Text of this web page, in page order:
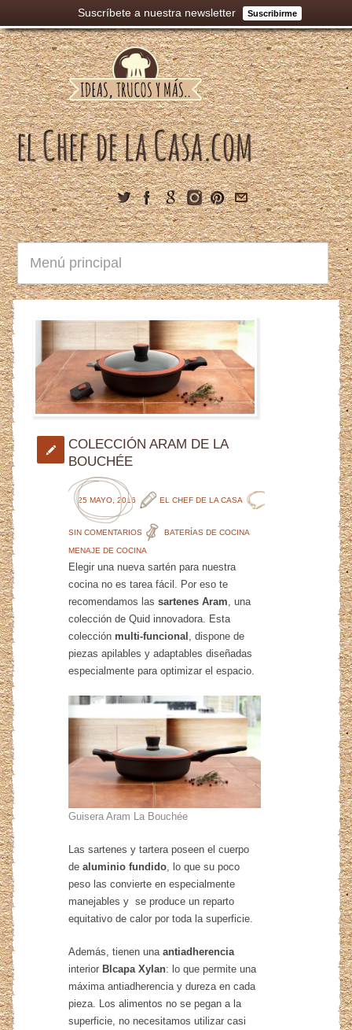
Suscríbete a nuestra newsletter Suscribirme
COLECCIÓN ARAM DE LA
BOUCHÉE
25 MAYO, 2016 EL CHEF DE LA CASA
SIN COMENTARIOS BATERÍAS DE COCINA
MENAJE DE COCINA
Elegir una nueva sartén para nuestra
cocina no es tarea fácil. Por eso te
recomendamos lassartenes Aram, una
colección de Quid innovadora. Esta
colección multi-funcional , dispone de
piezas apilables y adaptables diseñadas
especialmente para optimizar el espacio.
Guisera Aram La Bouchée
Las sartenes y tartera poseen el cuerpo
dealuminio fundido , lo que su poco
peso las convierte en especialmente
manejables y se produce un reparto
equitativo de calor por toda la superficie.
Además, tienen unaantiadherencia
interior Blcapa Xylan: lo que permite una
máxima antiadherencia y dureza en cada
pieza. Los alimentos no se pegan a la
superficie, no necesitamos utilizar casi